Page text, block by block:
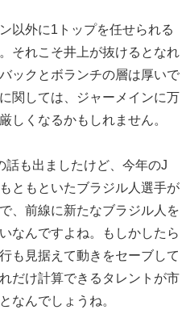
以外に1トップを任せられる
それこそ井上が抜けるとなれ
ックとボランチの層は厚いで
関しては、ジャーメインに万
しくなるかもしれません。
も出ましたけど、今年のJ
ともといたブラジル人選手が
、前線に新たなブラジル人を
なんですよね。もしかしたら
も見据えて動きをセーブして
だけ計算できるタレントが市
なんでしょうね。